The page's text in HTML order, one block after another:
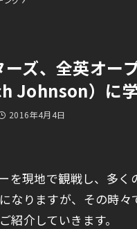
ーズ、全英オー
Johnson）に
2016年4月4日
を現地で観戦し、多
なりますが、その時
紹介していきます。